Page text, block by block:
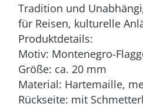
Tradition und
für Reisen, kulturelle
Produktdetails:
Motiv: Montenegro-
Größe: ca. 20 mm
Material: Hartemaille,
Rückseite: mit